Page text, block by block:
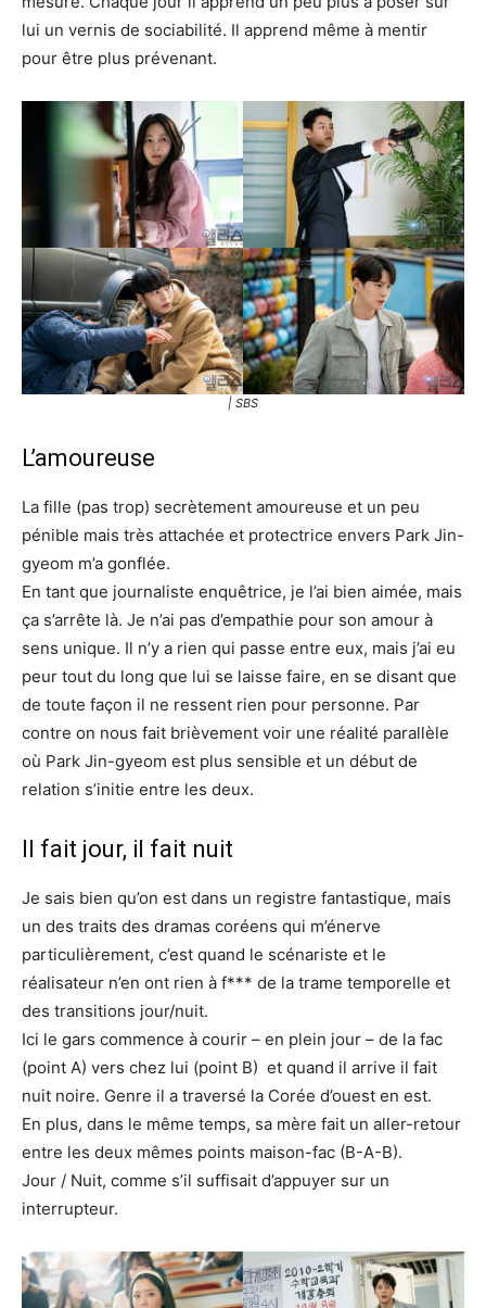
lui un vernis de sociabilité. Il apprend même à mentir
pour être plus prévenant.
| SBS
L’amoureuse
La fille (pas trop) secrètement amoureuse et un peu
pénible mais très attachée et protectrice envers Park Jin-
gyeom m’a gonflée.
En tant que journaliste enquêtrice, je l’ai bien aimée, mais
ça s’arrête là. Je n’ai pas d’empathie pour son amour à
sens unique. Il n’y a rien qui passe entre eux, mais j’ai eu
peur tout du long que lui se laisse faire, en se disant que
de toute façon il ne ressent rien pour personne. Par
contre on nous fait brièvement voir une réalité parallèle
où Park Jin-gyeom est plus sensible et un début de
relation s’initie entre les deux.
Il fait jour, il fait nuit
Je sais bien qu’on est dans un registre fantastique, mais
un des traits des dramas coréens qui m’énerve
particulièrement, c’est quand le scénariste et le
réalisateur n’en ont rien à f*** de la trame temporelle et
des transitions jour/nuit.
Ici le gars commence à courir – en plein jour – de la fac
(point A) vers chez lui (point B) et quand il arrive il fait
nuit noire. Genre il a traversé la Corée d’ouest en est.
En plus, dans le même temps, sa mère fait un aller-retour
entre les deux mêmes points maison-fac (B-A-B).
Jour / Nuit, comme s’il suffisait d’appuyer sur un
interrupteur.